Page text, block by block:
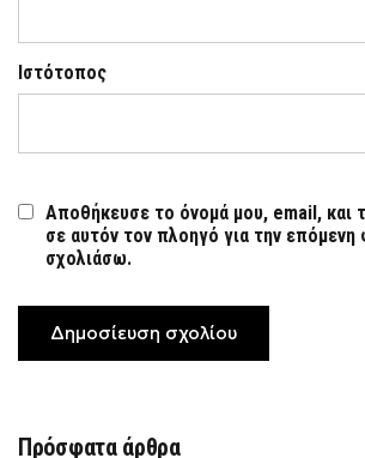
Ιστότοπος
Αποθήκευσε το όνομά μου, email, και
σε αυτόν τον πλοηγό για την
σχολιάσω.
Πρόσφατα άρθρα